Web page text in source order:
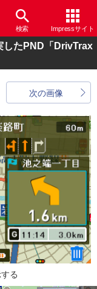
検索 Impressサイト
したPND「DrivTrax
次の画像
る